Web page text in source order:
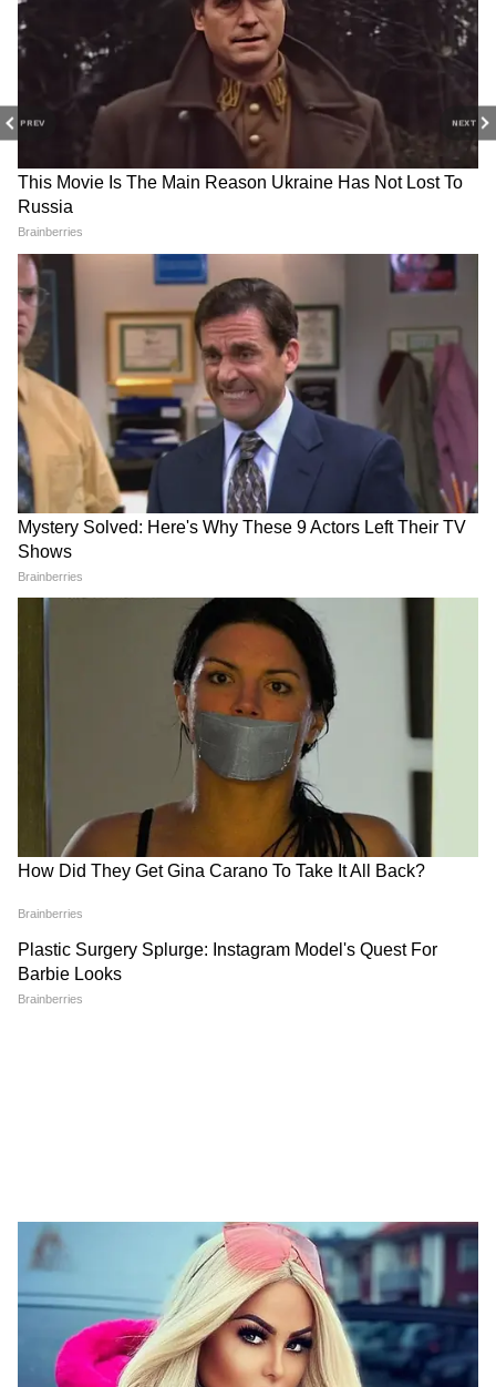
PREV NEXT
4
Image Credit :
এই বিতর্ক অনলাইনে বেশ শোরগোল ফেললেও,
শহরের অন্য ভিডিওতে ইমরানকে উত্তরাখণ্ডে থাকার
সময় ভক্তদের সঙ্গে উষ্ণভাবে কথা বলতে দেখা
গেছে। বচসার ভিডিওতে অভিনেতাকে দেখা যায়নি।
এই ঘটনা নিয়ে তিনি বা নির্মাতারা কেউই প্রকাশ্যে
কোনও মন্তব্য করেননি। কোন ছবির শুটিং চলছে,
সেই বিষয়েও বিস্তারিত কিছু জানানো হয়নি।
4
4
এছাড়াও অভিনেতা তেলুগু স্পাই থ্রিলার 'জি২'-এর
একটি অংশ। তবে হরিদ্বারে 'জি২'-এর শুটিং হচ্ছে,
নাকি অন্য কোনও ছবির, তা এখনও স্পষ্ট নয়।
LATEST VIDEOS